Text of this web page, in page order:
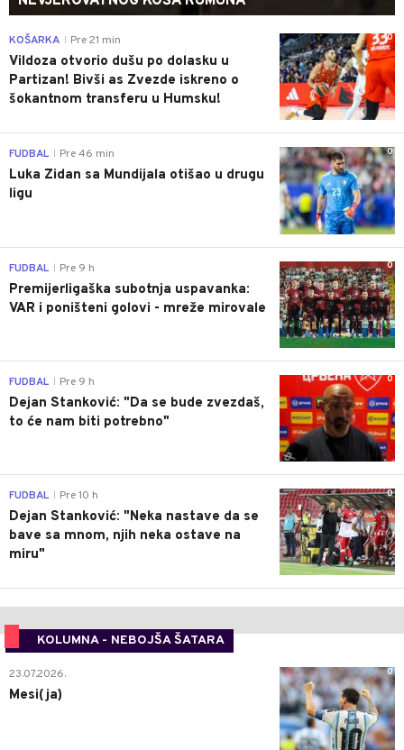
0
KOŠARKA Pre 21 min
Vildoza otvorio dušu po dolasku u
Partizan! Bivši as Zvezde iskreno o
šokantnom transferu u Humsku!
0
FUDBAL Pre 46 min
Luka Zidan sa Mundijala otišao u drugu
ligu
0
FUDBAL Pre 9 h
Premijerligaška subotnja uspavanka:
VAR i poništeni golovi - mreže mirovale
0
FUDBAL Pre 9 h
Dejan Stanković: "Da se bude zvezdaš,
to će nam biti potrebno"
0
FUDBAL Pre 10 h
Dejan Stanković: "Neka nastave da se
bave sa mnom, njih neka ostave na
miru"
KOLUMNA - NEBOJŠA ŠATARA
0
23.07.2026.
Mesi(ja)